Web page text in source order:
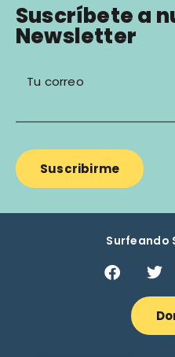
Suscríbete a
Newsletter
Tu correo
Suscribirme
Surfeando